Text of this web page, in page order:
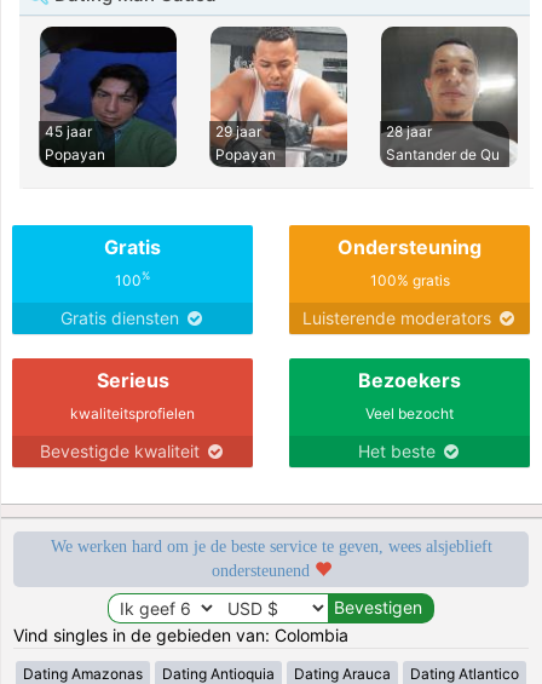
45 jaar
Popayan
29 jaar
Popayan
28 jaar
Santander de Qu
Gratis
100%
Gratis diensten
Ondersteuning
100% gratis
Luisterende moderators
Serieus
kwaliteitsprofielen
Bevestigde kwaliteit
Bezoekers
Veel bezocht
Het beste
We werken hard om je de beste service te geven, wees alsjeblieft
ondersteunend
Vind singles in de gebieden van: Colombia
Dating Amazonas Dating Antioquia Dating Arauca Dating Atlantico